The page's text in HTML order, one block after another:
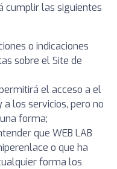
cumplir las siguientes
o indicaciones
sobre el Site de
el acceso a el
a los servicios, pero no
forma;
que WEB LAB
o que ha
forma los